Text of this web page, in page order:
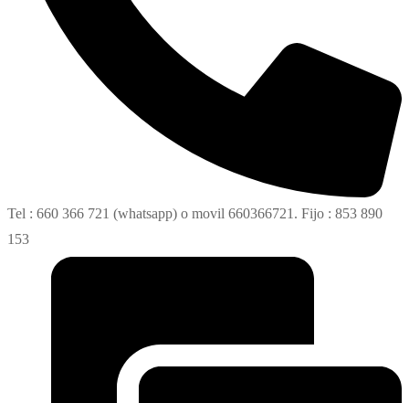
Tel : 660 366 721 (whatsapp) o movil 660366721. Fijo : 853 890
153